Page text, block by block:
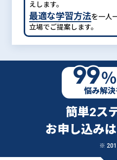
えします。
最適な学習方法を一人
立場でご提案します。
簡単2ス
お申し込み
※